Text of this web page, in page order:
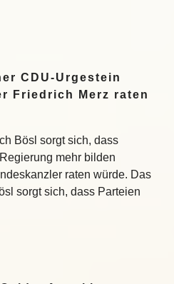
CDU-Urgestein
Friedrich Merz raten
Bösl sorgt sich, dass
mehr bilden
raten würde. Das
sorgt sich, dass Parteien